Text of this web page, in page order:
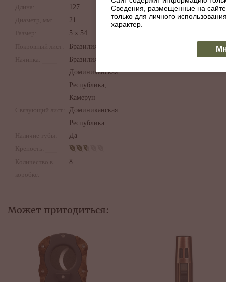
Длина:
127
Диаметр, мм:
21
Размер:
5 х 54
Покровный лист:
Бразилия
Начинка:
Бразилия,
Доминиканская
Республика,
Камерун
Связующий лист:
Доминиканская
Республика
Наличие тубы:
Да
Крепость:
Количество в
коробке:
8
Может пригодиться:
Сведения, размещенные на
только для личного
характер.